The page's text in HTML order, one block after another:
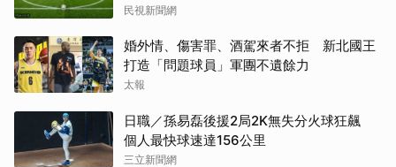
民視新聞網
婚外情、傷害罪、酒駕來者不拒 新北國王
打造「問題球員」軍團不遺餘力
太報
日職／孫易磊後援2局2K無失分火球狂飆
個人最快球速達156公里
三立新聞網